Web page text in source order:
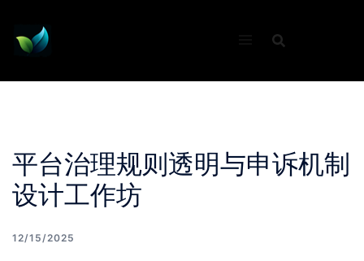
content
平台治理规则透明与申诉机制
设计工作坊
12/15/2025